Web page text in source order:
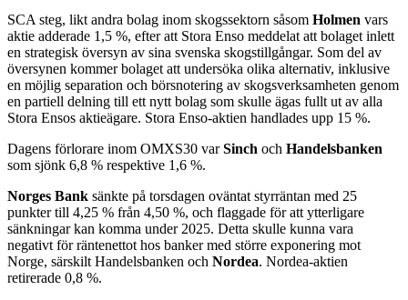
SCA steg, likt andra bolag inom skogssektorn såsom Holmen vars
aktie adderade 1,5 %, efter att Stora Enso meddelat att bolaget inlett
en strategisk översyn av sina svenska skogstillgångar. Som del av
översynen kommer bolaget att undersöka olika alternativ, inklusive
en möjlig separation och börsnotering av skogsverksamheten genom
en partiell delning till ett nytt bolag som skulle ägas fullt ut av alla
Stora Ensos aktieägare. Stora Enso-aktien handlades upp 15 %.
Dagens förlorare inom OMXS30 varSinch och Handelsbanken
som sjönk 6,8 % respektive 1,6 %.
Norges Bank sänkte på torsdagen oväntat styrräntan med 25
punkter till 4,25 % från 4,50 %, och flaggade för att ytterligare
sänkningar kan komma under 2025. Detta skulle kunna vara
negativt för räntenettot hos banker med större exponering mot
Norge, särskilt Handelsbanken och Nordea. Nordea-aktien
retirerade 0,8 %.